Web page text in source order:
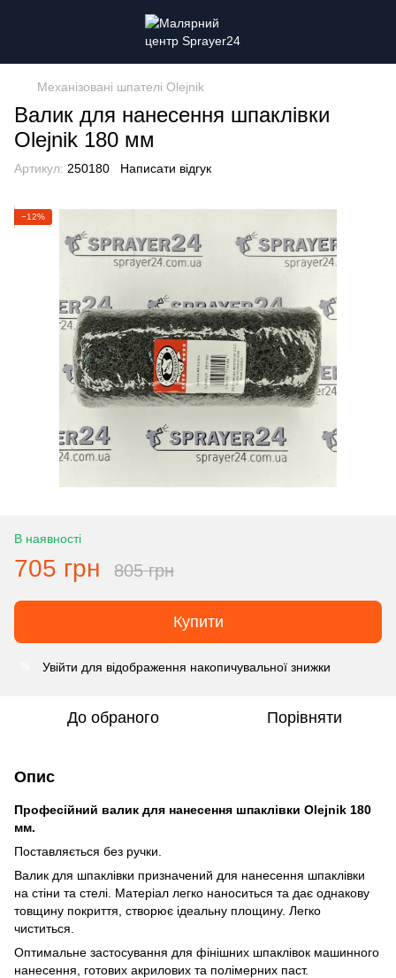
Механізовані шпателі Olejnik
Валик для нанесення шпаклівки
Olejnik 180 мм
Артикул: 250180 Написати відгук
−12%
В наявності
705 грн 805 грн
Купити
Увійти для відображення накопичувальної знижки
До обраного Порівняти
Опис
Професійний валик для нанесення шпаклівки Olejnik 180
мм.
Поставляється без ручки.
Валик для шпаклівки призначений для нанесення шпаклівки
на стіни та стелі. Матеріал легко наноситься та дає однакову
товщину покриття, створює ідеальну площину. Легко
чиститься.
Оптимальне застосування для фінішних шпаклівок машинного
нанесення, готових акрилових та полімерних паст.